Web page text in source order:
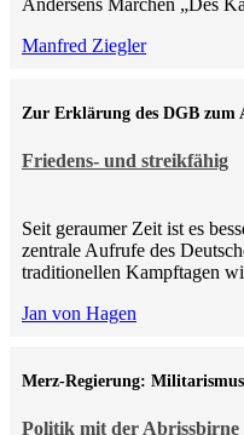
Andersens Märchen „Des
Manfred Ziegler
Friedens- und streikfähig
Zur Erklärung des DGB zum
Seit geraumer Zeit ist es
zentrale Aufrufe des
traditionellen Kampftagen
Jan von Hagen
Politik mit der Abrissbirne
Merz-Regierung: